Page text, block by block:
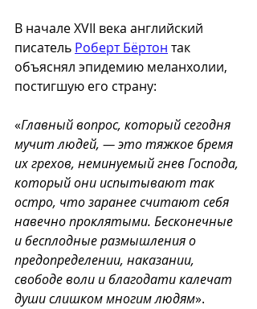
В начале XVII века английский
писатель Роберт Бёртон так
объяснял эпидемию меланхолии,
постигшую его страну:
«Главный вопрос, который сегодня
мучит людей, — это тяжкое бремя
их грехов, неминуемый гнев Господа,
который они испытывают так
остро, что заранее считают себя
навечно проклятыми. Бесконечные
и бесплодные размышления о
предопределении, наказании,
свободе воли и благодати калечат
души слишком многим людям».